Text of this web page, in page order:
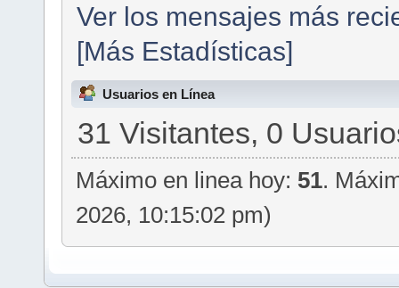
Ver los mensajes más
[Más Estadísticas]
Usuarios en Línea
31 Visitantes, 0
Máximo en linea hoy: 51.
2026, 10:15:02 pm)